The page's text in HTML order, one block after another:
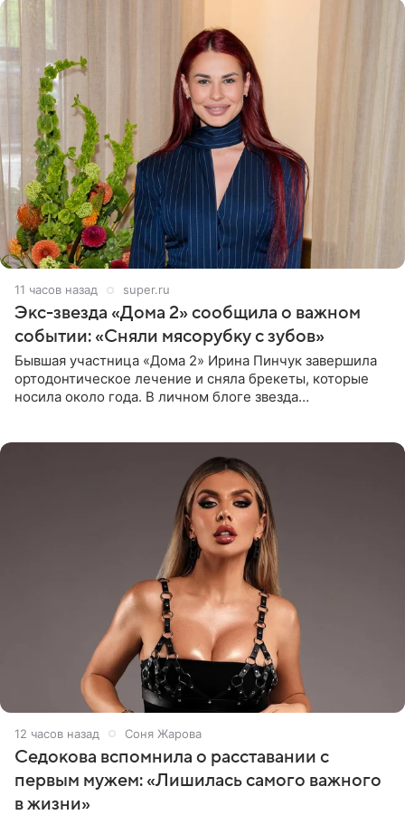
11 часов назад super.ru
Экс-звезда «Дома 2» сообщила о важном
событии: «Сняли мясорубку с зубов»
Бывшая участница «Дома 2» Ирина Пинчук завершила
ортодонтическое лечение и сняла брекеты, которые
носила около года. В личном блоге звезда
12 часов назад Соня Жарова
Седокова вспомнила о расставании с
первым мужем: «Лишилась самого важного
в жизни»